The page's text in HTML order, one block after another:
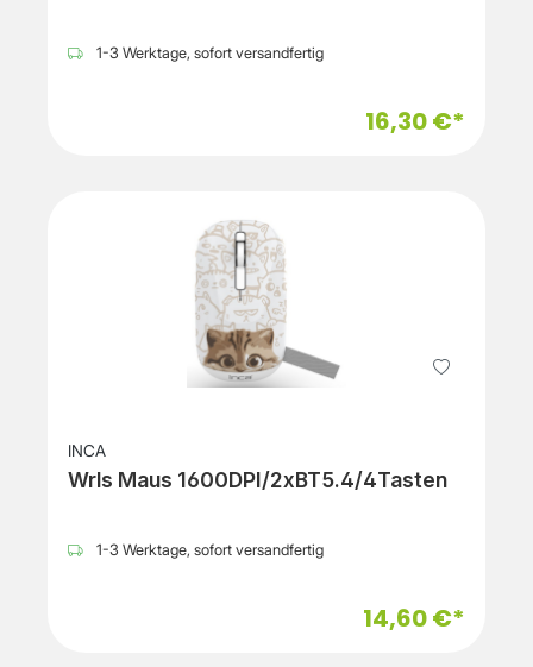
1-3 Werktage, sofort versandfertig
16,30 €*
INCA
Wrls Maus 1600DPI/2xBT5.4/4Tasten
1-3 Werktage, sofort versandfertig
14,60 €*